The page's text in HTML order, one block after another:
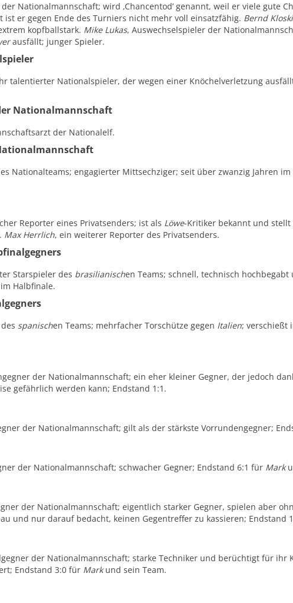
Nationalmannschaft; wird ‚Chancentod’ genannt, weil er viele gute
ist er gegen Ende des Turniers nicht mehr voll einsatzfähig. Bernd Kloski
kopfballstark. Mike Lukas, Auswechselspieler der
ausfällt; junger Spieler.
talentierter Nationalspieler, der wegen einer Knöchelverletzung
Nationalmannschaft
der Nationalelf.
Nationalteams; engagierter Mittsechziger; seit über zwanzig Jahren im
Reporter eines Privatsenders; ist als Löwe-Kritiker bekannt und
Max Herrlich, ein weiterer Reporter des Privatsenders.
Starspieler des brasilianischen Teams; schnell, technisch
Halbfinale.
spanischen Teams; mehrfacher Torschütze gegen Italien; verschießt
der Nationalmannschaft; ein eher kleiner Gegner, der jedoch
gefährlich werden kann; Endstand 1:1.
der Nationalmannschaft; gilt als der stärkste Vorrundengegner;
der Nationalmannschaft; schwacher Gegner; Endstand 6:1 für Mark
der Nationalmannschaft; eigentlich starker Gegner, spielen aber
und nur darauf bedacht, keinen Gegentreffer zu kassieren; Endstand
der Nationalmannschaft; starke Techniker und berüchtigt für ihr
Endstand 3:0 für Markund sein Team.